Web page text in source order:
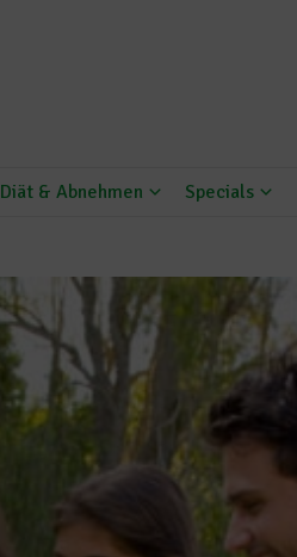
Diät & Abnehmen Specials